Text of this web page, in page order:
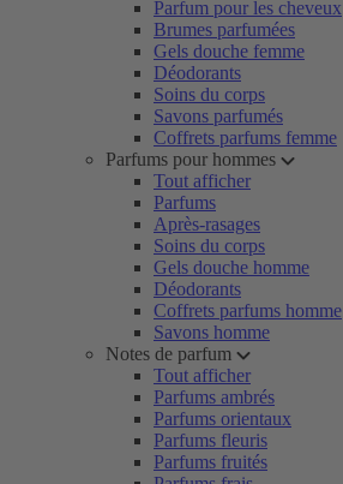
Parfum pour les cheveux
Brumes parfumées
Gels douche femme
Déodorants
Soins du corps
Savons parfumés
Coffrets parfums femme
Parfums pour hommes
Tout afficher
Parfums
Après-rasages
Soins du corps
Gels douche homme
Déodorants
Coffrets parfums homme
Savons homme
Notes de parfum
Tout afficher
Parfums ambrés
Parfums orientaux
Parfums fleuris
Parfums fruités